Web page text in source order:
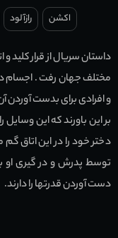
اکشن رازآلود
داستان سریال از قرار
مختلف جهان رفت . اجسام
و افرادی برای بدست آوردن
بر این باورند که این
دختر خود را در این اتاق
توسط پدرش و در گیری او
دست آوردن قدرتها را دارند.